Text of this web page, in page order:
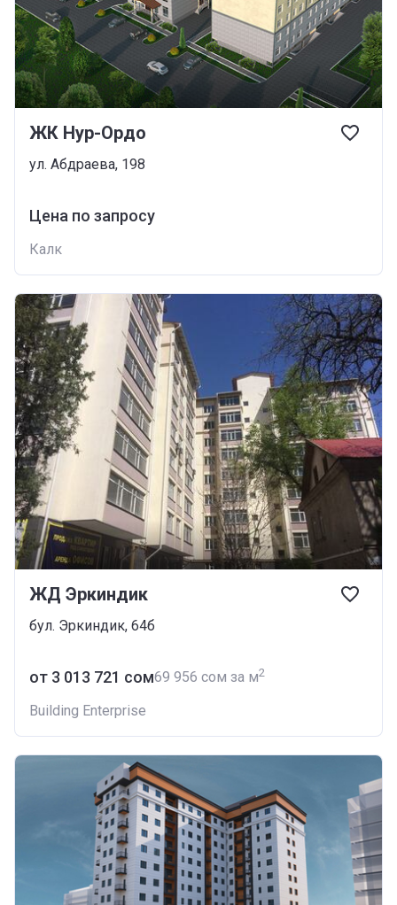
ЖК Нур-Ордо
ул. Абдраева, 198
Цена по запросу
Калк
ЖД Эркиндик
бул. Эркиндик, 64б
от ‍3 013 721 сом‍69 956 сом за м2
Building Enterprise